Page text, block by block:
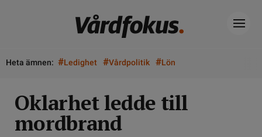
Heta ämnen: #Ledighet #Vårdpolitik #Lön
Oklarhet ledde till
mordbrand